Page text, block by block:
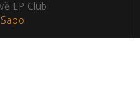
LP Club
Sapo